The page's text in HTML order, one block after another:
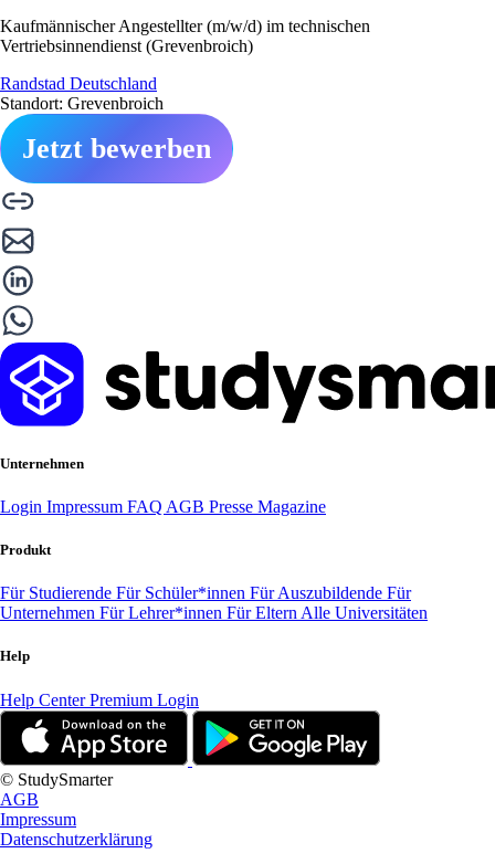
Kaufmännischer Angestellter (m/w/d) im technischen
Vertriebsinnendienst (Grevenbroich)
Randstad Deutschland
Standort: Grevenbroich
Jetzt bewerben
Unternehmen
Login Impressum FAQ AGB Presse Magazine
Produkt
Für Studierende Für Schüler*innen Für Auszubildende Für
Unternehmen Für Lehrer*innen Für Eltern Alle Universitäten
Help
Help CenterPremium Login
© StudySmarter
AGB
Impressum
Datenschutzerklärung